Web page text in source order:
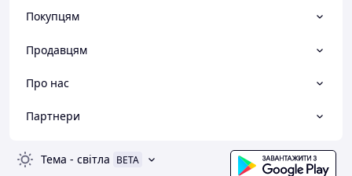
Покупцям
Продавцям
Про нас
Партнери
Тема - світла BETA